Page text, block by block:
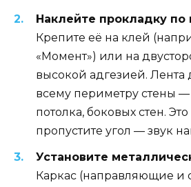
Наклейте прокладку по
Крепите её на клей
«Момент») или на
высокой адгезией.
всему периметру стены —
потолка, боковых стен.
пропустите угол — звук
Установите
Каркас (направляющие и